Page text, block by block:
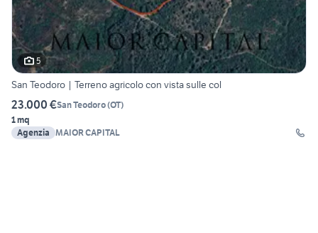
5
San Teodoro | Terreno agricolo con vista sulle col
23.000 €San Teodoro(OT)
1 mq
Agenzia MAIOR CAPITAL